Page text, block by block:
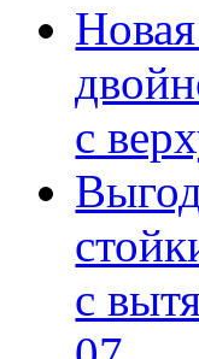
с
с